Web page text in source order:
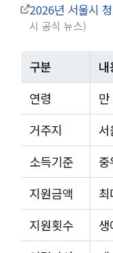
2026년 서울시
시 공식 뉴스
구분
내
연령
거주지
소득기준
지원금액
지원횟수